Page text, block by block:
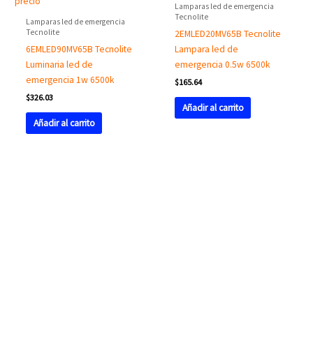
Lamparas led de emergencia
Tecnolite
6EMLED90MV65B Tecnolite
Luminaria led de
emergencia 1w 6500k
$326.03
Añadir al carrito
Lamparas led de emergencia
Tecnolite
2EMLED20MV65B Tecnolite
Lampara led de
emergencia 0.5w 6500k
$165.64
Añadir al carrito